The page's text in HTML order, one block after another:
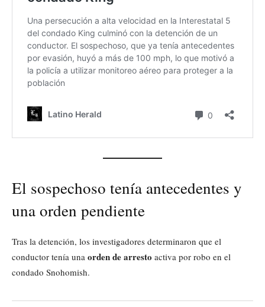
El sospechoso tenía antecedentes y
una orden pendiente
Tras la detención, los investigadores determinaron que el
conductor tenía una orden de arresto activa por robo en el
condado Snohomish.